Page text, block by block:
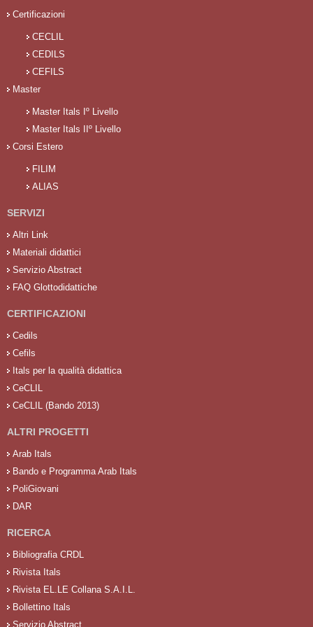
Certificazioni
CECLIL
CEDILS
CEFILS
Master
Master Itals Iº Livello
Master Itals IIº Livello
Corsi Estero
FILIM
ALIAS
SERVIZI
Altri Link
Materiali didattici
Servizio Abstract
FAQ Glottodidattiche
CERTIFICAZIONI
Cedils
Cefils
Itals per la qualità didattica
CeCLIL
CeCLIL (Bando 2013)
ALTRI PROGETTI
Arab Itals
Bando e Programma Arab Itals
PoliGiovani
DAR
RICERCA
Bibliografia CRDL
Rivista Itals
Rivista EL.LE Collana S.A.I.L.
Bollettino Itals
Servizio Abstract